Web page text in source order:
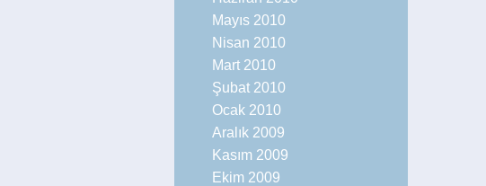
Mayıs 2010
Nisan 2010
Mart 2010
Şubat 2010
Ocak 2010
Aralık 2009
Kasım 2009
Ekim 2009